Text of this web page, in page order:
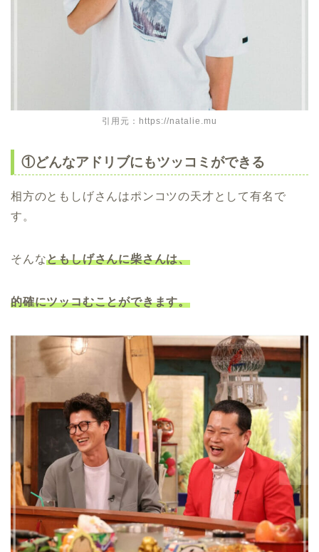
引用元：https://natalie.mu
①どんなアドリブにもツッコミができる
相方のともしげさんはポンコツの天才として有名で
す。
そんなともしげさんに柴さんは、
的確にツッコむことができます。